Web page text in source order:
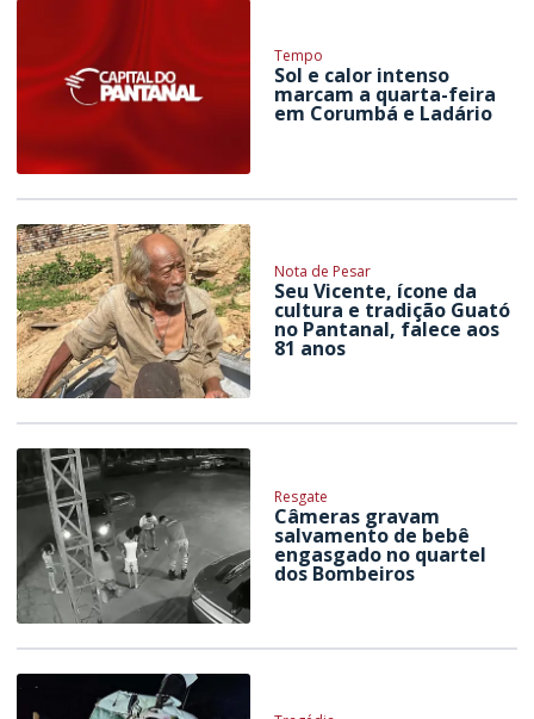
Tempo
Sol e calor intenso
marcam a quarta-feira
em Corumbá e Ladário
Nota de Pesar
Seu Vicente, ícone da
cultura e tradição Guató
no Pantanal, falece aos
81 anos
Resgate
Câmeras gravam
salvamento de bebê
engasgado no quartel
dos Bombeiros